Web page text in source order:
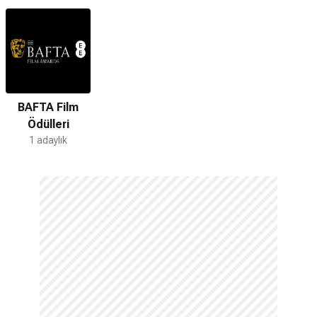
BAFTA Film
Ödülleri
1 adaylık